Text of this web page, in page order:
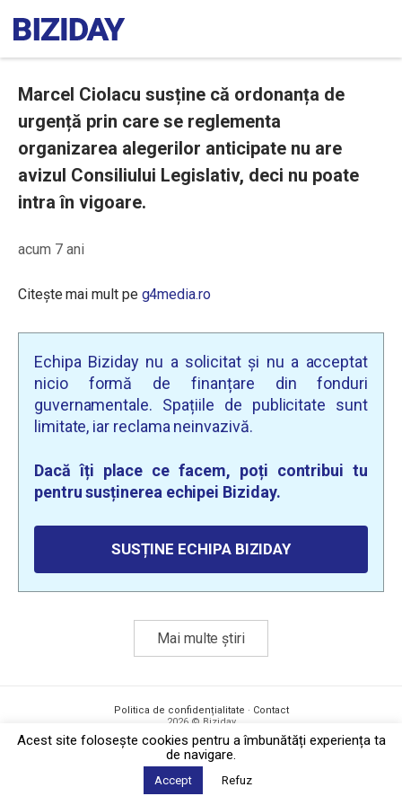
Marcel Ciolacu susține că ordonanța de
urgență prin care se reglementa
organizarea alegerilor anticipate nu are
avizul Consiliului Legislativ, deci nu poate
intra în vigoare.
acum 7 ani
Citește mai mult pe g4media.ro
Echipa Biziday nu a solicitat și nu a acceptat
nicio formă de finanțare din fonduri
guvernamentale. Spațiile de publicitate sunt
limitate, iar reclama neinvazivă.
Dacă îți place ce facem, poți contribui tu
pentru susținerea echipei Biziday.
SUSȚINE ECHIPA BIZIDAY
Mai multe știri
Politica de confidențialitate · Contact
2026 © Biziday
Acest site foloseşte cookies pentru a îmbunătăți experiența ta
de navigare.
Accept Refuz